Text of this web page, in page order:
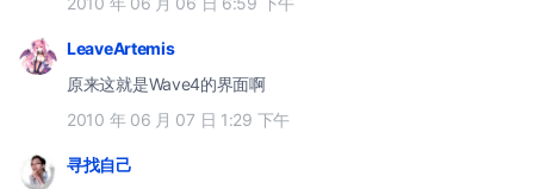
LeaveArtemis
原来这就是Wave4的界面啊
2010 年 06 月 07 日 1:29 下午
寻找自己